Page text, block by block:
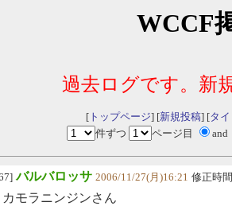
WCCF
過去ログです。新
[トップページ] [新規投稿] [タ
件ずつ
ページ目 and
バルバロッサ 2006/11/27(月)16:21 修正時
カモラニンジンさん